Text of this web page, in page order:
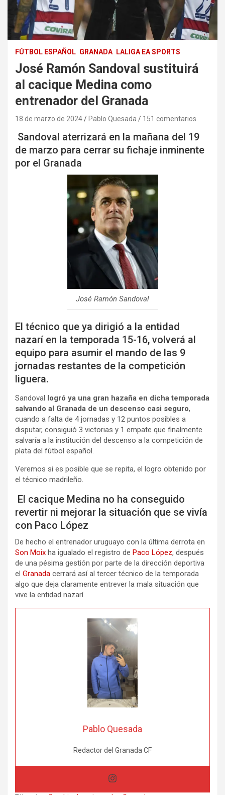
FÚTBOL ESPAÑOL GRANADA LALIGA EA SPORTS
José Ramón Sandoval sustituirá
al cacique Medina como
entrenador del Granada
18 de marzo de 2024 Pablo Quesada 151 comentarios
Sandoval aterrizará en la mañana del 19
de marzo para cerrar su fichaje inminente
por el Granada
José Ramón Sandoval
El técnico que ya dirigió a la entidad
nazarí en la temporada 15-16, volverá al
equipo para asumir el mando de las 9
jornadas restantes de la competición
liguera.
Sandoval logró ya una gran hazaña en dicha temporada
salvando al Granada de un descenso casi seguro,
cuando a falta de 4 jornadas y 12 puntos posibles a
disputar, consiguió 3 victorias y 1 empate que finalmente
salvaría a la institución del descenso a la competición de
plata del fútbol español.
Veremos si es posible que se repita, el logro obtenido por
el técnico madrileño.
El cacique Medina no ha conseguido
revertir ni mejorar la situación que se vivía
con Paco López
De hecho el entrenador uruguayo con la última derrota en
Son Moix ha igualado el registro de Paco López, después
de una pésima gestión por parte de la dirección deportiva
el Granada cerrará así al tercer técnico de la temporada
algo que deja claramente entrever la mala situación que
vive la entidad nazarí.
Pablo Quesada
Redactor del Granada CF